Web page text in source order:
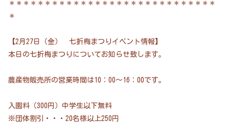
＊＊＊＊＊＊＊＊＊＊＊＊＊＊＊＊＊＊＊＊＊＊＊＊＊＊＊＊＊
＊
【2月27日（金） 七折梅まつりイベント情報】
本日の七折梅まつりについてお知らせ致します。
農産物販売所の営業時間は10：00～16：00です。
入園料（300円）中学生以下無料
※団体割引・・・20名様以上250円